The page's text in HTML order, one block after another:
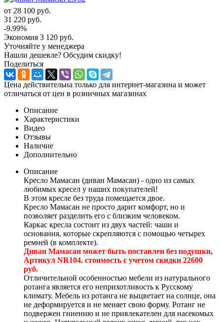
от 28 100 руб.
31 220 руб.
-9.99%
Экономия 3 120 руб.
Уточняйте у менеджера
Нашли дешевле? Обсудим скидку!
Поделиться
Цена действительна только для интернет-магазина и может
отличаться от цен в розничных магазинах
Описание
Характеристики
Видео
Отзывы
Наличие
Дополнительно
Описание
Кресло Мамасан (диван Мамасан) - одно из самых
любимых кресел у наших покупателей!
В этом кресле без труда помещается двое.
Кресло Мамасан не просто дарит комфорт, но и
позволяет разделить его с близким человеком.
Каркас кресла состоит из двух частей: чаши и
основания, которые скрепляются с помощью четырех
ремней (в комплекте).
Диван Мамасан может быть поставлен без подушки,
Артикул NR104. стоимость с учетом скидки 22600
руб.
Отличительной особенностью мебели из натурального
ротанга является его неприхотливость к Русскому
климату. Мебель из ротанга не выцветает на солнце, она
не деформируется и не меняет свою форму. Ротанг не
подвержен гниению и не привлекателен для насекомых